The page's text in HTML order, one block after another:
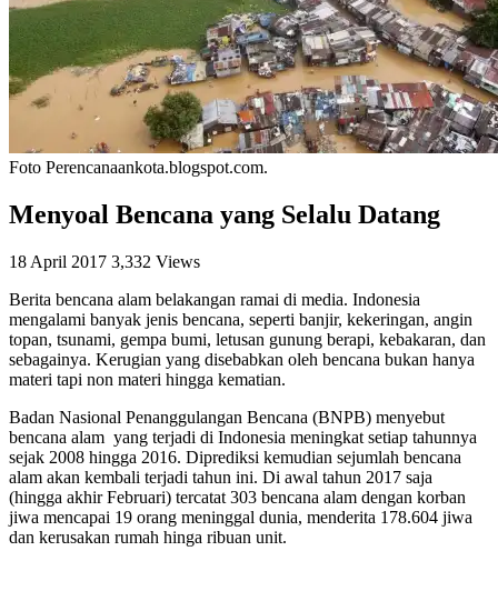
Foto Perencanaankota.blogspot.com.
Menyoal Bencana yang Selalu Datang
18 April 2017 3,332 Views
Berita bencana alam belakangan ramai di media. Indonesia
mengalami banyak jenis bencana, seperti banjir, kekeringan, angin
topan, tsunami, gempa bumi, letusan gunung berapi, kebakaran, dan
sebagainya. Kerugian yang disebabkan oleh bencana bukan hanya
materi tapi non materi hingga kematian.
Badan Nasional Penanggulangan Bencana (BNPB) menyebut
bencana alam yang terjadi di Indonesia meningkat setiap tahunnya
sejak 2008 hingga 2016. Diprediksi kemudian sejumlah bencana
alam akan kembali terjadi tahun ini. Di awal tahun 2017 saja
(hingga akhir Februari) tercatat 303 bencana alam dengan korban
jiwa mencapai 19 orang meninggal dunia, menderita 178.604 jiwa
dan kerusakan rumah hinga ribuan unit.